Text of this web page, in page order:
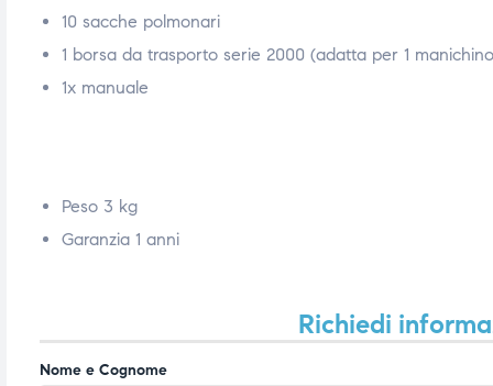
10 sacche polmonari
1 borsa da trasporto serie 2000 (adatta per 1
1x manuale
Peso 3 kg
Garanzia 1 anni
Richiedi
Nome e Cognome